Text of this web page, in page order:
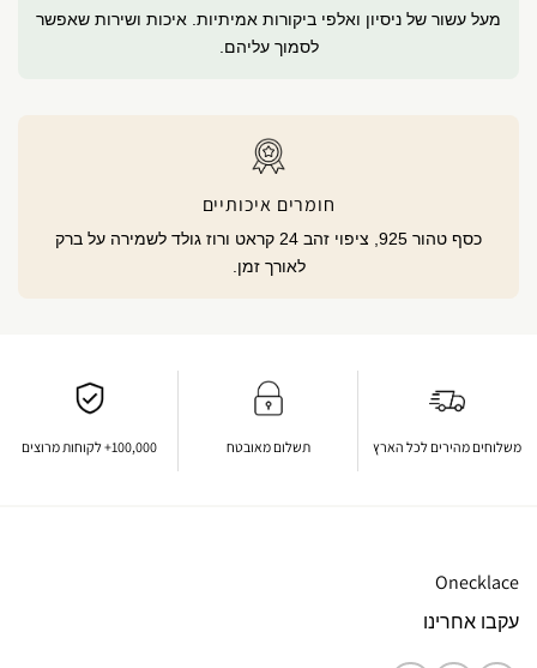
מעל עשור של ניסיון ואלפי ביקורות אמיתיות. איכות ושירות שאפשר
לסמוך עליהם.
חומרים איכותיים
כסף טהור 925, ציפוי זהב 24 קראט ורוז גולד לשמירה על ברק
לאורך זמן.
משלוחים מהירים לכל הארץ תשלום מאובטח 100,000+ לקוחות מרוצים
Onecklace
עקבו אחרינו